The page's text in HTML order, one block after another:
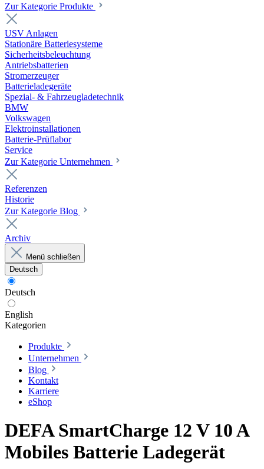
Zur Kategorie Produkte
USV Anlagen
Stationäre Batteriesysteme
Sicherheitsbeleuchtung
Antriebsbatterien
Stromerzeuger
Batterieladegeräte
Spezial- & Fahrzeugladetechnik
BMW
Volkswagen
Elektroinstallationen
Batterie-Prüflabor
Service
Zur Kategorie Unternehmen
Referenzen
Historie
Zur Kategorie Blog
Archiv
Menü schließen
Deutsch
Deutsch
English
Kategorien
Produkte
Unternehmen
Blog
Kontakt
Karriere
eShop
DEFA SmartCharge 12 V 10 A
Mobiles Batterie Ladegerät